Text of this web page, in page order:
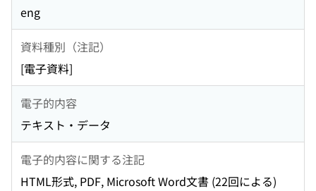
eng
資料種別（注記）
[電子資料]
電子的内容
テキスト・データ
電子的内容に関する注記
HTML形式, PDF, Microsoft Word文書 (22回による)